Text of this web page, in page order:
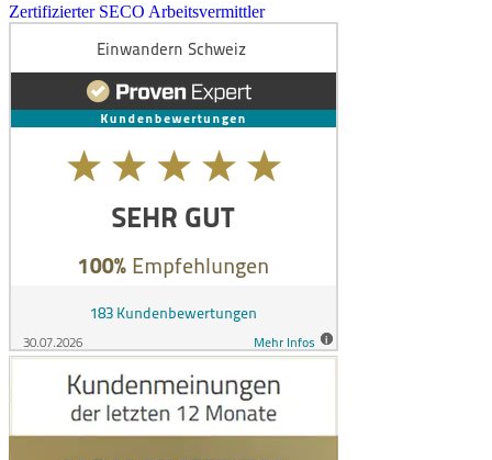
Zertifizierter SECO Arbeitsvermittler